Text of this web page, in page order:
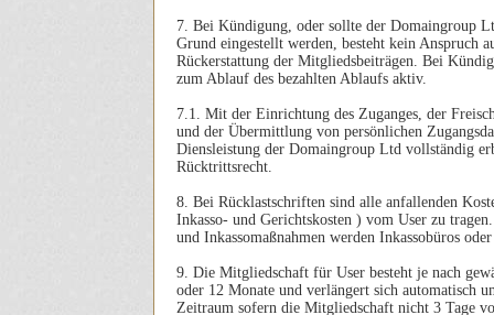
7. Bei Kündigung, oder sollte der Domaingroup
Grund eingestellt werden, besteht kein Anspruch
Rückerstattung der Mitgliedsbeiträgen. Bei
zum Ablauf des bezahlten Ablaufs aktiv.
7.1. Mit der Einrichtung des Zuganges, der
und der Übermittlung von persönlichen
Diensleistung der Domaingroup Ltd vollständig
Rücktrittsrecht.
8. Bei Rücklastschriften sind alle anfallenden
Inkasso- und Gerichtskosten ) vom User zu
und Inkassomaßnahmen werden Inkassobüros
9. Die Mitgliedschaft für User besteht je nach
oder 12 Monate und verlängert sich automatisch
Zeitraum sofern die Mitgliedschaft nicht 3 Tage